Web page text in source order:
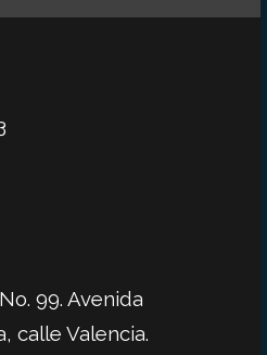
99. Avenida
calle Valencia.